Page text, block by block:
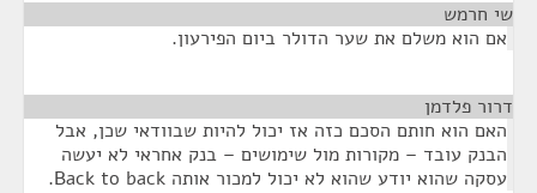
שי חרמש
אם הוא משלם את שער הדולר ביום הפירעון.
דרור פלדמן
האם הוא חותם הסכם כזה אז יכול להיות שבוודאי שכן, אבל
הבנק עובד – מקורות מול שימושים – בנק אחראי לא יעשה
עסקה שהוא יודע שהוא לא יכול למכור אותה Back to back.